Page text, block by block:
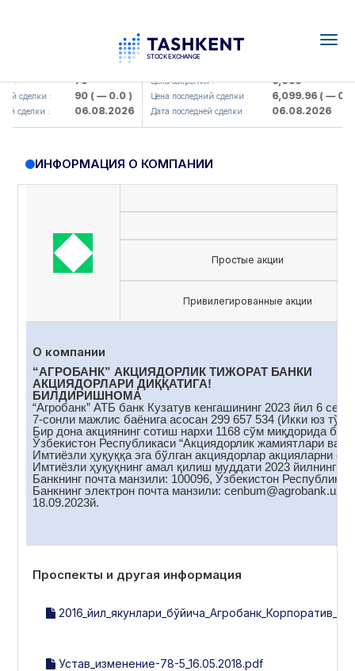
: 79
сделки : 90( — 0.0 )
сделки : 06.08.2026
UZMK (<O'zmetkombinat> AJ)
Цена закрытия : 6,099
Цена последний сделки : 6,099.96( — 0.0 )
Дата последней сделки : 06.08.2026
ИНФОРМАЦИЯ О КОМПАНИИ
Простые акции
Привилегированные акции
О компании
“АГРОБАНК” АКЦИЯДОРЛИК ТИЖОРАТ БАНКИ
АКЦИЯДОРЛАРИ ДИҚҚАТИГА!
БИЛДИРИШНОМА
“Агробанк” АТБ банк Кузатув кенгашининг 2023 йил 6
7-сонли мажлис баёнига асосан 299 657 534 (Икки юз
Бир дона акциянинг сотиш нархи 1168 сўм миқдорида
Ўзбекистон Республикаси “Акциядорлик жамиятлари ва
Имтиёзли ҳуқуққа эга бўлган акциядорлар акцияларни
Имтиёзли ҳуқуқнинг амал қилиш муддати 2023 йилнинг
Банкнинг почта манзили: 100096, Ўзбекистон
Банкнинг электрон почта манзили: cenbum@аgrobank.uz
18.09.2023й.
Проспекты и другая информация
Устав_изменение-78-5_16.05.2018.pdf